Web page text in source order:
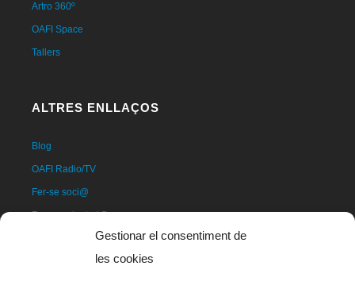
Gestionar el consentiment de
les cookies
Artro 360º
OAFI Space
Tallers
ALTRES ENLLAÇOS
Blog
OAFI Radio/TV
Fer-se soci@
Fer-se voluntari@